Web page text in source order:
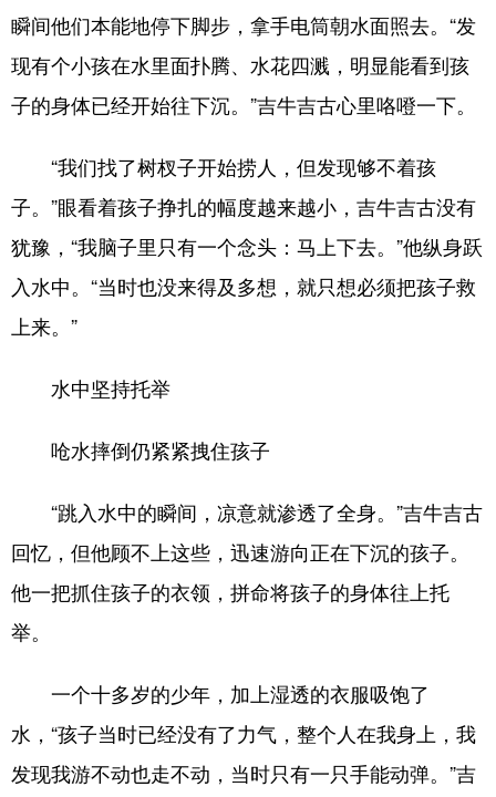
English Español Français عربى
Русский язык 日本語 한국어
瞬间他们本能地停下脚步，拿手电筒朝水面照去。“发
现有个小孩在水里面扑腾、水花四溅，明显能看到孩
子的身体已经开始往下沉。”吉牛吉古心里咯噔一下。
“我们找了树杈子开始捞人，但发现够不着孩
子。”眼看着孩子挣扎的幅度越来越小，吉牛吉古没有
犹豫，“我脑子里只有一个念头：马上下去。”他纵身跃
入水中。“当时也没来得及多想，就只想必须把孩子救
上来。”
水中坚持托举
呛水摔倒仍紧紧拽住孩子
“跳入水中的瞬间，凉意就渗透了全身。”吉牛吉古
回忆，但他顾不上这些，迅速游向正在下沉的孩子。
他一把抓住孩子的衣领，拼命将孩子的身体往上托
举。
一个十多岁的少年，加上湿透的衣服吸饱了
水，“孩子当时已经没有了力气，整个人在我身上，我
发现我游不动也走不动，当时只有一只手能动弹。”吉